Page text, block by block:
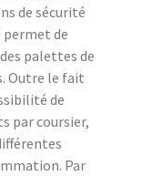
de sécurité
permet de
palettes de
Outre le fait
de
par coursier,
Par